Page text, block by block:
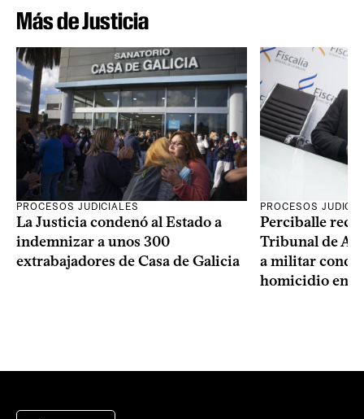
Más de Justicia
PROCESOS JUDICIALES
La Justicia condenó al Estado a
indemnizar a unos 300
extrabajadores de Casa de Galicia
PROCESOS
Perciballe
Tribunal de
a militar
homicidio en